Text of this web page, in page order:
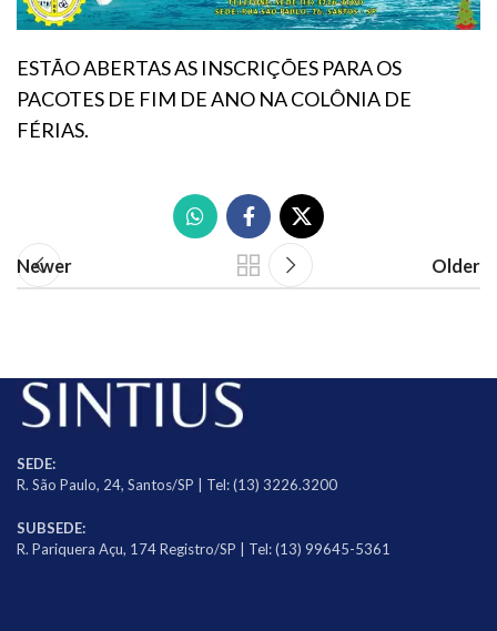
ESTÃO ABERTAS AS INSCRIÇÕES PARA OS
PACOTES DE FIM DE ANO NA COLÔNIA DE
FÉRIAS.
Newer Older
SEDE:
R. São Paulo, 24, Santos/SP | Tel: (13) 3226.3200
SUBSEDE:
R. Pariquera Açu, 174 Registro/SP | Tel: (13) 99645-5361